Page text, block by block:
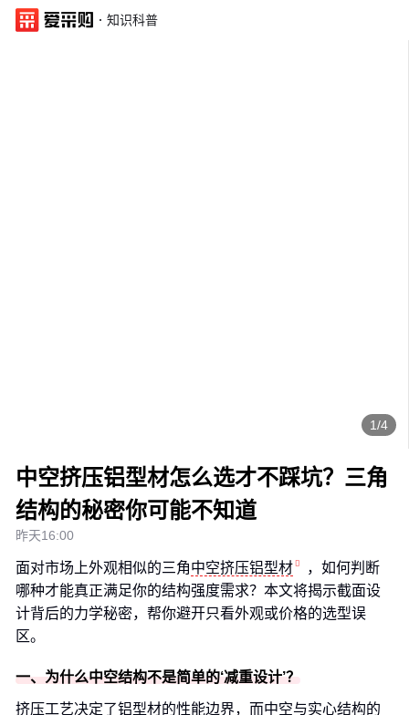
· 知识科普
1/4
中空挤压铝型材怎么选才不踩坑？三角
结构的秘密你可能不知道
昨天16:00
面对市场上外观相似的三角中空挤压铝型材
，如何判断
哪种才能真正满足你的结构强度需求？本文将揭示截面设
计背后的力学秘密，帮你避开只看外观或价格的选型误
区。
一、为什么中空结构不是简单的‘减重设计’？
挤压工艺决定了铝型材的性能边界，而中空与实心结构的